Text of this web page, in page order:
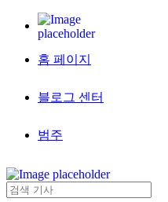
홈 페이지
블로그 센터
범주